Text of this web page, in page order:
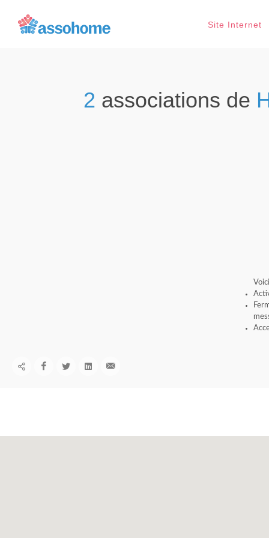
Site Internet
2 associations de